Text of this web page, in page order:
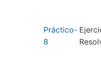
Práctico-
8